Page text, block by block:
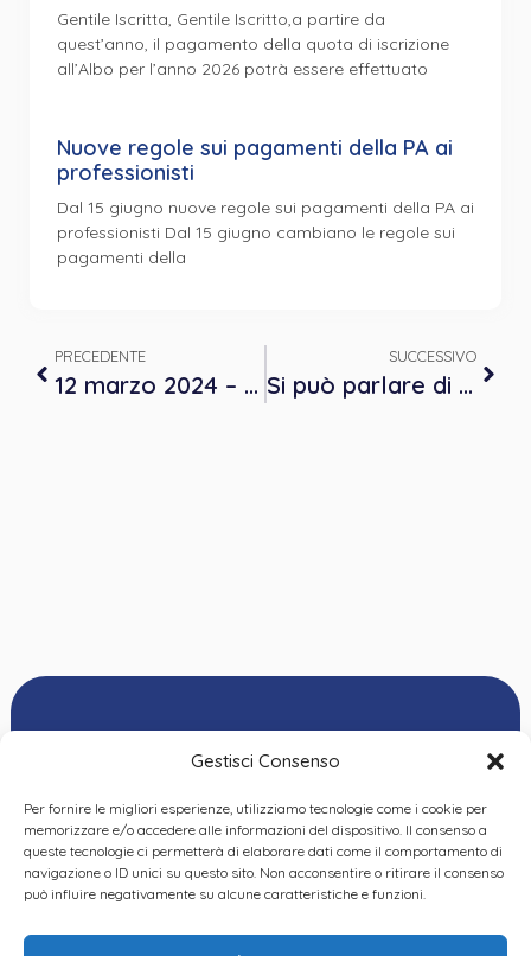
Gestisci Consenso
Per fornire le migliori esperienze, utilizziamo tecnologie come i cookie per
memorizzare e/o accedere alle informazioni del dispositivo. Il consenso a
queste tecnologie ci permetterà di elaborare dati come il comportamento di
navigazione o ID unici su questo sito. Non acconsentire o ritirare il consenso
può influire negativamente su alcune caratteristiche e funzioni.
Gentile Iscritta, Gentile Iscritto,a partire da
quest’anno, il pagamento della quota di iscrizione
all’Albo per l’anno 2026 potrà essere effettuato
Nuove regole sui pagamenti della PA ai
professionisti
Dal 15 giugno nuove regole sui pagamenti della PA ai
professionisti Dal 15 giugno cambiano le regole sui
pagamenti della
PRECEDENTE
12 marzo 2024 – Giornata nazionale di educazione e prevenzione contro la violenza nei confronti degli operatori sanitari e socio-sanitari
SUCCESSIVO
Si può parlare di morte? – Giovedì 14 marzo, dalle ore 18.00 alle ore 20.00
Privacy Policy|Cookie
Policy|Dichiarazione
Ordine delle
Psicologhe e degli
Psicologi del Piemonte
VIA GIANNONE 8A – 10121